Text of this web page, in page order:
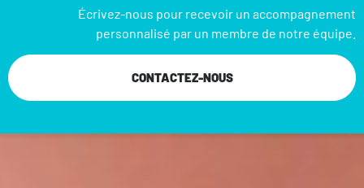
Écrivez-nous pour recevoir un accompagnement
personnalisé par un membre de notre équipe.
CONTACTEZ-NOUS